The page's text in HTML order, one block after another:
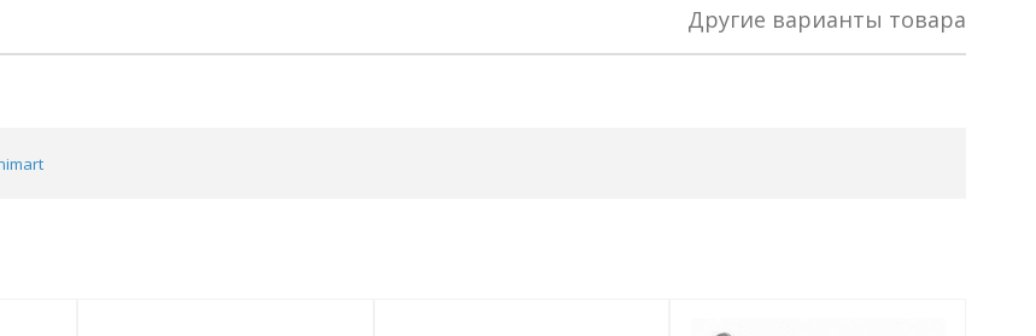
Другие варианты товара